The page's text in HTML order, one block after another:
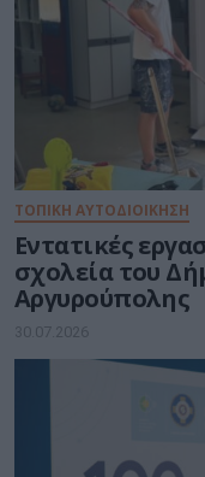
ΤΟΠΙΚΉ ΑΥΤΟΔΙΟΊΚΗΣΗ
Εντατικές
σχολεία του
Αργυρούπολης
30.07.2026